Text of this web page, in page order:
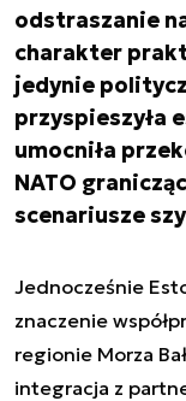
odstraszanie
charakter
jedynie
przyspieszyła
umocniła
NATO
scenariusze
Jednocześnie
znaczenie
regionie Morza
integracja z